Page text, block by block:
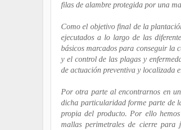
filas de alambre protegida por una
Como el objetivo final de la
ejecutados a lo largo de las
básicos marcados para conseguir la
y el control de las plagas y
de actuación preventiva y localizada
Por otra parte al encontrarnos en
dicha particularidad forme parte de
propia del producto. Por ello
mallas perimetrales de cierre para